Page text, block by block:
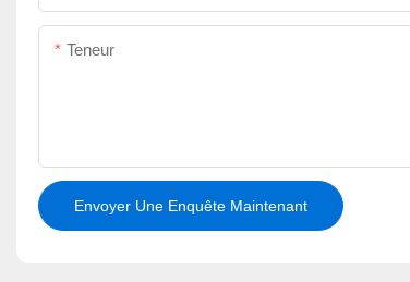
Teneur
Envoyer Une Enquête Maintenant